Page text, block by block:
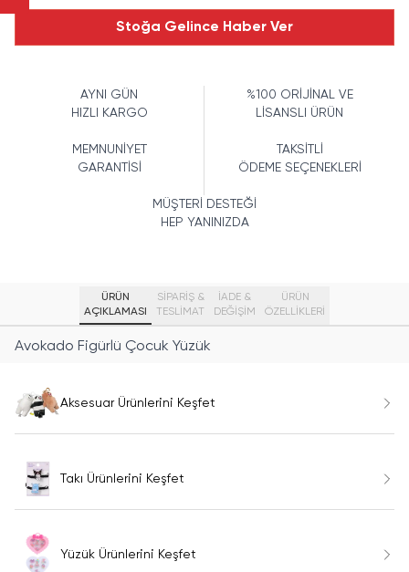
Stoğa Gelince Haber Ver
AYNI GÜN
HIZLI KARGO
%100 ORİJİNAL VE
LİSANSLI ÜRÜN
MEMNUNİYET
GARANTİSİ
TAKSİTLİ
ÖDEME SEÇENEKLERİ
MÜŞTERİ DESTEĞİ
HEP YANINIZDA
ÜRÜN
AÇIKLAMASI
SİPARİŞ &
TESLİMAT
İADE &
DEĞİŞİM
ÜRÜN
ÖZELLIKLERI
Avokado Figürlü Çocuk Yüzük
Aksesuar Ürünlerini Keşfet
Takı Ürünlerini Keşfet
Yüzük Ürünlerini Keşfet